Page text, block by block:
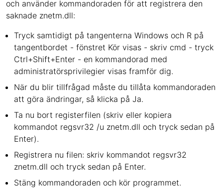
och använder kommandoraden för att registrera den
saknade znetm.dll:
Tryck samtidigt på tangenterna Windows och R på
tangentbordet - fönstret Kör visas - skriv cmd - tryck
Ctrl+Shift+Enter - en kommandorad med
administratörsprivilegier visas framför dig.
När du blir tillfrågad måste du tillåta kommandoraden
att göra ändringar, så klicka på Ja.
Ta nu bort registerfilen (skriv eller kopiera
kommandot regsvr32 /u znetm.dll och tryck sedan på
Enter).
Registrera nu filen: skriv kommandot regsvr32
znetm.dll och tryck sedan på Enter.
Stäng kommandoraden och kör programmet.